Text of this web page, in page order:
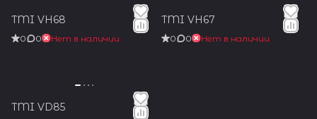
TMI VH68
0 0 Нет в наличии
TMI VH67
0 0 Нет в наличии
TMI VD85